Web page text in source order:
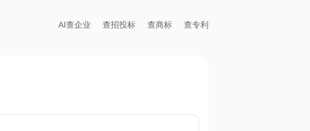
AI查企业 查招投标 查商标 查专利